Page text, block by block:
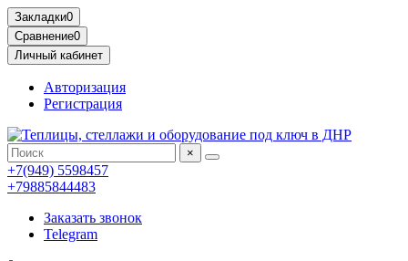
Закладки0
Сравнение0
Личный кабинет
Авторизация
Регистрация
×
+7(949) 5598457
+79885844483
Заказать звонок
Telegram